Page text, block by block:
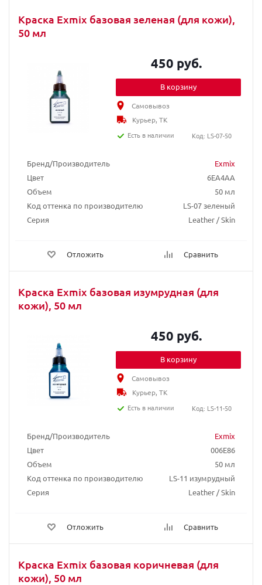
Краска Exmix базовая зеленая (для кожи),
50 мл
Бренд/Производитель
Exmix
Цвет
6EA4AA
Объем
50 мл
Код оттенка по производителю
LS-07 зеленый
Серия
Leather / Skin
Отложить Сравнить
450 руб.
В корзину
Самовывоз
Курьер, ТК
Есть в наличии
Код: LS-07-50
Краска Exmix базовая изумрудная (для
кожи), 50 мл
Бренд/Производитель
Exmix
Цвет
006E86
Объем
50 мл
Код оттенка по производителю
LS-11 изумрудный
Серия
Leather / Skin
Отложить Сравнить
450 руб.
В корзину
Самовывоз
Курьер, ТК
Есть в наличии
Код: LS-11-50
Краска Exmix базовая коричневая (для
кожи), 50 мл